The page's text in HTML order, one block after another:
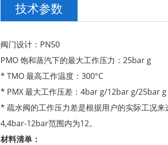
技术参数
阀门设计：PN50
PMO 饱和蒸汽下的最大工作压力：25bar g
* TMO 最高工作温度：300°C
* PMX 最大工作压差：4bar g/12bar g/25bar g
* 疏水阀的工作压力差是根据用户的实际工况
4,4bar-12bar范围内为12。
材料清单：